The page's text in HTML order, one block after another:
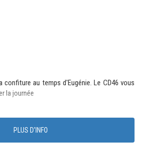
confiture au temps d'Eugénie. Le CD46 vous
la journée
PLUS D'INFO